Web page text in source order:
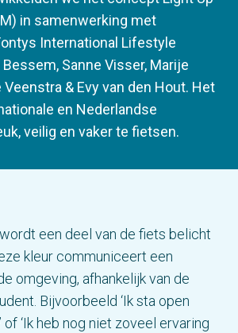
in samenwerking met
International Lifestyle
Sanne Visser, Marije
& Evy van den Hout. Het
en Nederlandse
veilig en vaker te fietsen.
een deel van de fiets belicht
kleur communiceert een
omgeving, afhankelijk van de
Bijvoorbeeld ‘Ik sta open
of ‘Ik heb nog niet zoveel ervaring